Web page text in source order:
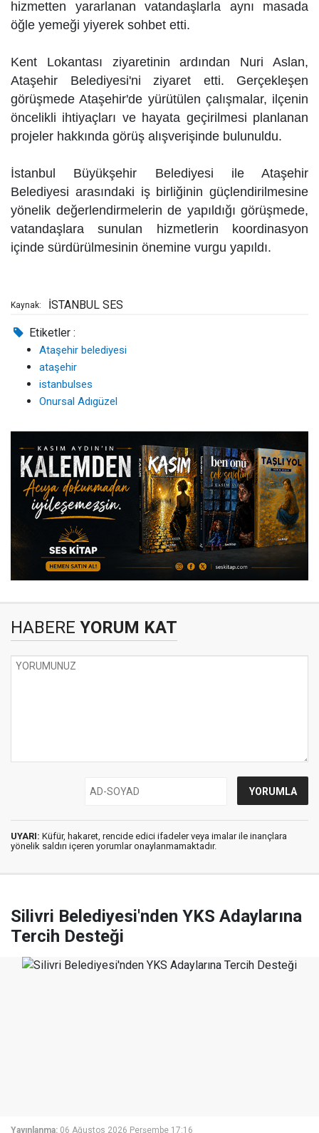
hizmetten yararlanan vatandaşlarla aynı masada
öğle yemeği yiyerek sohbet etti.
Kent Lokantası ziyaretinin ardından Nuri Aslan,
Ataşehir Belediyesi'ni ziyaret etti. Gerçekleşen
görüşmede Ataşehir'de yürütülen çalışmalar, ilçenin
öncelikli ihtiyaçları ve hayata geçirilmesi planlanan
projeler hakkında görüş alışverişinde bulunuldu.
İstanbul Büyükşehir Belediyesi ile Ataşehir
Belediyesi arasındaki iş birliğinin güçlendirilmesine
yönelik değerlendirmelerin de yapıldığı görüşmede,
vatandaşlara sunulan hizmetlerin koordinasyon
içinde sürdürülmesinin önemine vurgu yapıldı.
Kaynak: İSTANBUL SES
Etiketler :
Ataşehir belediyesi
ataşehir
istanbulses
Onursal Adıgüzel
HABERE YORUM KAT
UYARI: Küfür, hakaret, rencide edici ifadeler veya imalar ile inançlara
yönelik saldırı içeren yorumlar onaylanmamaktadır.
Silivri Belediyesi'nden YKS Adaylarına
Tercih Desteği
Yayınlanma: 06 Ağustos 2026 Perşembe 17:16